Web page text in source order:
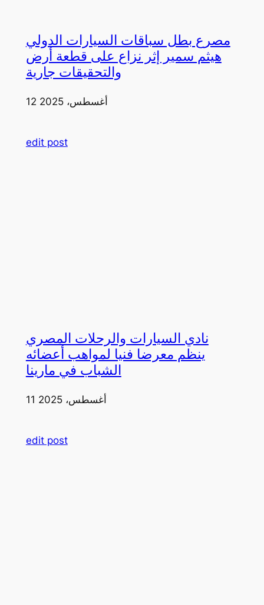
مصرع بطل سباقات السيارات الدولي
هيثم سمير إثر نزاع على قطعة أرض
والتحقيقات جارية
12 أغسطس، 2025
edit post
نادي السيارات والرحلات المصري
ينظم معرضا فنيا لمواهب أعضائه
الشباب في مارينا
11 أغسطس، 2025
edit post